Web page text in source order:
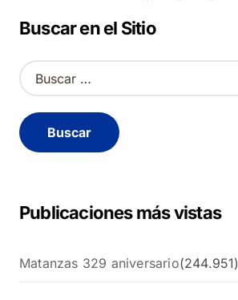
de
entradas
Buscar en el Sitio
B
u
c
a
Publicaciones más vistas
Matanzas 329 aniversario(244.951)